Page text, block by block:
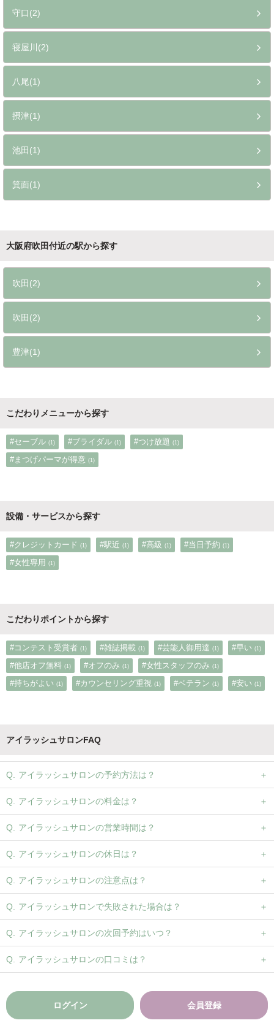
守口(2)
寝屋川(2)
八尾(1)
摂津(1)
池田(1)
箕面(1)
大阪府吹田付近の駅から探す
吹田(2)
吹田(2)
豊津(1)
こだわりメニューから探す
#セーブル (1) #ブライダル (1) #つけ放題 (1)
#まつげパーマが得意 (1)
設備・サービスから探す
#クレジットカード (1) #駅近 (1) #高級 (1) #当日予約 (1)
#女性専用 (1)
こだわりポイントから探す
#コンテスト受賞者 (1) #雑誌掲載 (1) #芸能人御用達 (1) #早い (1)
#他店オフ無料 (1) #オフのみ (1) #女性スタッフのみ (1)
#持ちがよい (1) #カウンセリング重視 (1) #ベテラン (1) #安い (1)
アイラッシュサロンFAQ
アイラッシュサロンの予約方法は？
アイラッシュサロンの料金は？
アイラッシュサロンの営業時間は？
アイラッシュサロンの休日は？
アイラッシュサロンの注意点は？
アイラッシュサロンで失敗された場合は？
アイラッシュサロンの次回予約はいつ？
アイラッシュサロンの口コミは？
ログイン 会員登録